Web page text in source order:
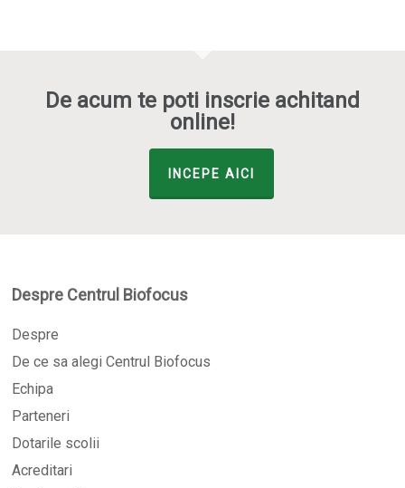
De acum te poti inscrie achitand
online!
INCEPE AICI
Despre Centrul Biofocus
Despre
De ce sa alegi Centrul Biofocus
Echipa
Parteneri
Dotarile scolii
Acreditari